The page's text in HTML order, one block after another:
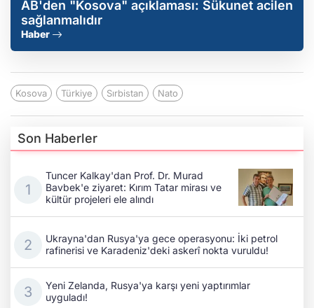
AB'den "Kosova" açıklaması: Sükunet acilen
sağlanmalıdır
Haber
Kosova Türkiye Sırbistan Nato
Son Haberler
Tuncer Kalkay'dan Prof. Dr. Murad
Bavbek'e ziyaret: Kırım Tatar mirası ve
kültür projeleri ele alındı
Ukrayna'dan Rusya'ya gece operasyonu: İki petrol
rafinerisi ve Karadeniz'deki askerî nokta vuruldu!
Yeni Zelanda, Rusya'ya karşı yeni yaptırımlar
uyguladı!